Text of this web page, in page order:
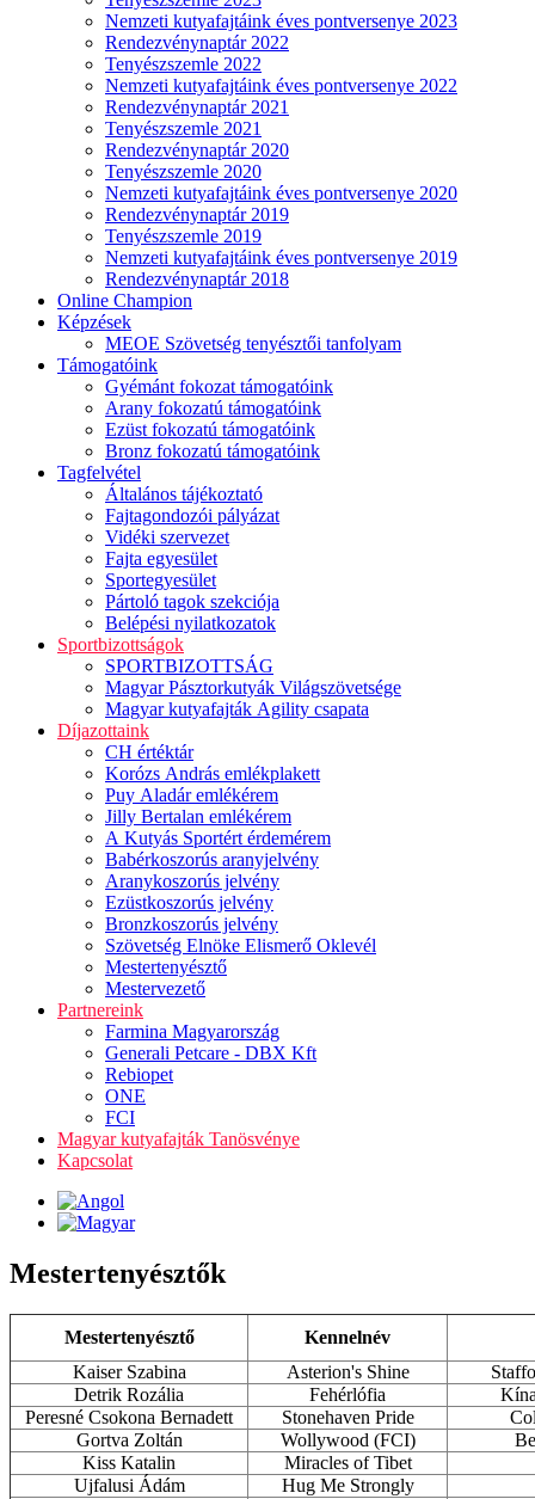
Nemzeti kutyafajtáink éves pontversenye 2023
Rendezvénynaptár 2022
Tenyészszemle 2022
Nemzeti kutyafajtáink éves pontversenye 2022
Rendezvénynaptár 2021
Tenyészszemle 2021
Rendezvénynaptár 2020
Tenyészszemle 2020
Nemzeti kutyafajtáink éves pontversenye 2020
Rendezvénynaptár 2019
Tenyészszemle 2019
Nemzeti kutyafajtáink éves pontversenye 2019
Rendezvénynaptár 2018
Online Champion
Képzések
MEOE Szövetség tenyésztői tanfolyam
Támogatóink
Gyémánt fokozat támogatóink
Arany fokozatú támogatóink
Ezüst fokozatú támogatóink
Bronz fokozatú támogatóink
Tagfelvétel
Általános tájékoztató
Fajtagondozói pályázat
Vidéki szervezet
Fajta egyesület
Sportegyesület
Pártoló tagok szekciója
Belépési nyilatkozatok
Sportbizottságok
SPORTBIZOTTSÁG
Magyar Pásztorkutyák Világszövetsége
Magyar kutyafajták Agility csapata
Díjazottaink
CH értéktár
Korózs András emlékplakett
Puy Aladár emlékérem
Jilly Bertalan emlékérem
A Kutyás Sportért érdemérem
Babérkoszorús aranyjelvény
Aranykoszorús jelvény
Ezüstkoszorús jelvény
Bronzkoszorús jelvény
Szövetség Elnöke Elismerő Oklevél
Mestertenyésztő
Mestervezető
Partnereink
Farmina Magyarország
Generali Petcare - DBX Kft
Rebiopet
ONE
FCI
Magyar kutyafajták Tanösvénye
Kapcsolat
Mestertenyésztők
Mestertenyésztő
Kennelnév
Kaiser Szabina
Asterion's Shine
Detrik Rozália
Fehérlófia
Peresné Csokona Bernadett
Stonehaven Pride
Gortva Zoltán
Wollywood (FCI)
Kiss Katalin
Miracles of Tibet
Ujfalusi Ádám
Hug Me Strongly